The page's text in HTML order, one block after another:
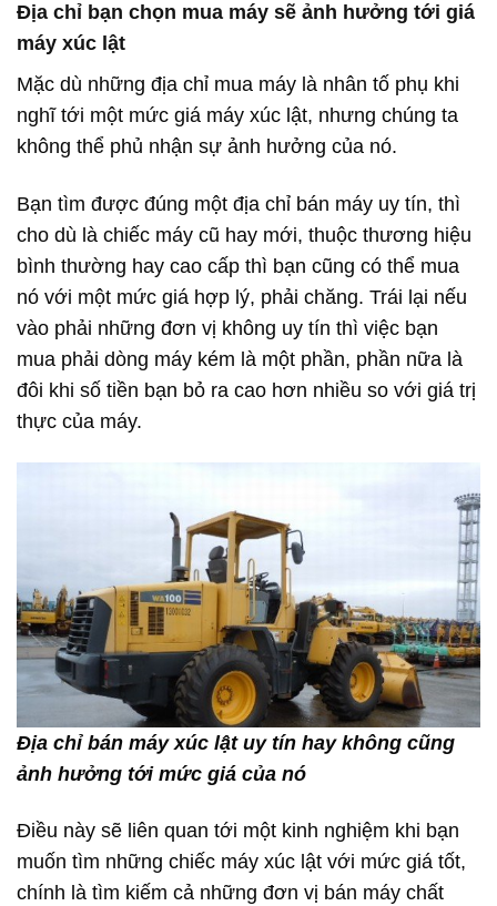
Địa chỉ bạn chọn mua máy sẽ ảnh hưởng tới giá
máy xúc lật
Mặc dù những địa chỉ mua máy là nhân tố phụ khi
nghĩ tới một mức giá máy xúc lật, nhưng chúng ta
không thể phủ nhận sự ảnh hưởng của nó.
Bạn tìm được đúng một địa chỉ bán máy uy tín, thì
cho dù là chiếc máy cũ hay mới, thuộc thương hiệu
bình thường hay cao cấp thì bạn cũng có thể mua
nó với một mức giá hợp lý, phải chăng. Trái lại nếu
vào phải những đơn vị không uy tín thì việc bạn
mua phải dòng máy kém là một phần, phần nữa là
đôi khi số tiền bạn bỏ ra cao hơn nhiều so với giá trị
thực của máy.
Địa chỉ bán máy xúc lật uy tín hay không cũng
ảnh hưởng tới mức giá của nó
Điều này sẽ liên quan tới một kinh nghiệm khi bạn
muốn tìm những chiếc máy xúc lật với mức giá tốt,
chính là tìm kiếm cả những đơn vị bán máy chất